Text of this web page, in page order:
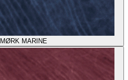
MØRK MARINE